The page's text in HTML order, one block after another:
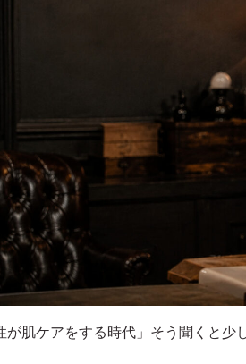
が肌ケアをする時代」そう聞くと少